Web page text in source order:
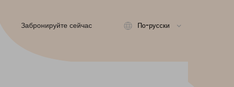
Забронируйте сейчас По-русски